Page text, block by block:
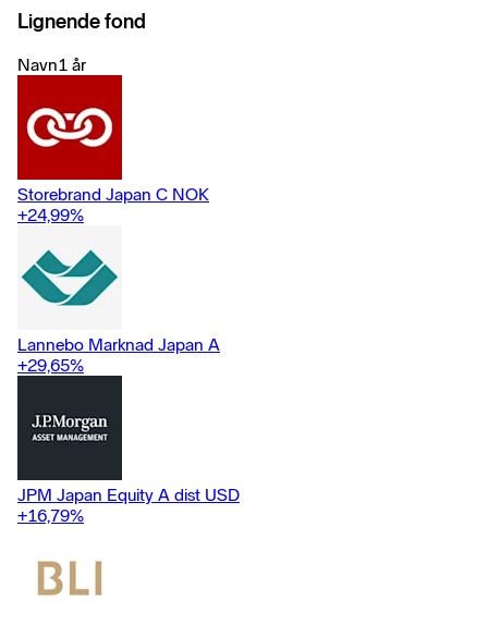
valutaer.
Lignende fond
Navn1 år
Storebrand Japan C NOK
+24,99%
Lannebo Marknad Japan A
+29,65%
JPM Japan Equity A dist USD
+16,79%